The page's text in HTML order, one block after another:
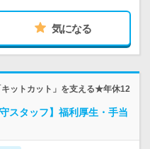
気になる
ットカット」を支える★年休12
スタッフ】福利厚生・手当